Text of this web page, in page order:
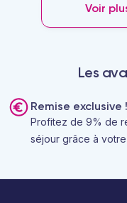
Voir
Les
Remise exclusive !
Profitez de 9% de
séjour grâce à